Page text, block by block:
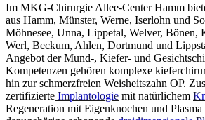
Im MKG-Chirurgie Allee-Center Hamm
aus Hamm, Münster, Werne, Iserlohn und
Möhnesee, Unna, Lippetal, Welver, Bönen,
Werl, Beckum, Ahlen, Dortmund und
Angebot der Mund-, Kiefer- und
Kompetenzen gehören komplexe
hin zur schmerzfreien Weisheitszahn OP.
zertifizierte Implantologie mit natürlichem
Regeneration mit Eigenknochen und